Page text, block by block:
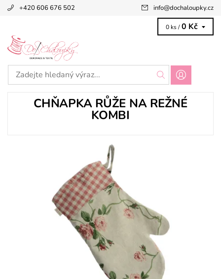
+420 606 676 502 info@dochaloupky.cz
0 ks / 0 Kč
CHŇAPKA RŮŽE NA REŽNÉ
KOMBI